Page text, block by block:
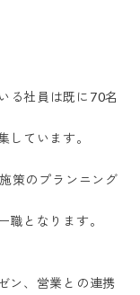
る社員は既に70名
しています。
策のプランニング
職となります。
ン、営業との連携